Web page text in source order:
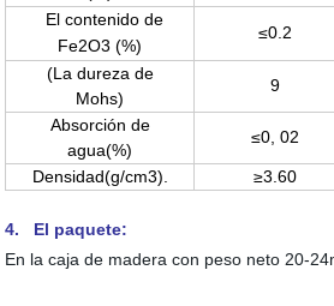
El contenido de
Fe2O3 (%)
≤0.2
(La dureza de
Mohs)
9
Absorción de
agua(%)
≤0, 02
Densidad(g/cm3). ≥3.60
4. El paquete:
En la caja de madera con peso neto 20-